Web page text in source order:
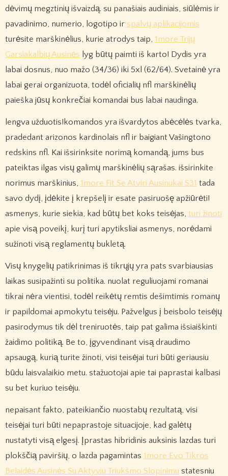
dėvimų megztinių išvaizdą. su panašiais audiniais, siūlėmis ir
pavadinimo, numerio, logotipo ir spalvų aplikacijomis
turėsite marškinėlius, kurie atrodys taip, 1more Trijų
Garsiakalbių Ausinės lyg būtų paimti iš karto! Dydis yra
labai dosnus, nuo mažo (34/36) iki 5xl (62/64). Svetainė yra
labai gerai organizuota, todėl oficialių nfl marškinėlių
paieška jūsų konkrečiai komandai bus labai naudinga.
lengva užduotis!komandos yra išvardytos abėcėlės tvarka,
pradedant arizonos kardinolais nfl ir baigiant Vašingtono
redskins nfl. Kai išsirinksite norimą komandą, jums bus
pateiktas ilgas visų galimų marškinėlių sąrašas. išsirinkite
norimus marškinius, 1more Fit Se Atviri Ausinukai S31 tada
savo dydį, įdėkite į krepšelį ir esate pasiruošę apžiūrėti!
asmenys, kurie siekia, kad būtų bet koks teisėjas, turi žinoti
apie visą poveikį, kurį turi apytiksliai asmenys, norėdami
sužinoti visą reglamentų bukletą.
Visų knygelių patikrinimas iš tikrųjų yra pats svarbiausias
laikas susipažinti su politika. nuolat reguliuojami romanai
tikrai nėra vientisi, todėl reikėtų remtis dešimtimis romanų
ir papildomai apmokytu teisėju. Pažvelgus į beisbolo teisėjų
pasirodymus tik dėl treniruotės, taip pat galima išsiaiškinti
žaidimo politiką. Be to, įgyvendinant visą draudimo
apsaugą, kurią turite žinoti, visi teisėjai turi būti geriausiu
būdu laisvalaikio metu. stažuotojai apie tai paprastai kalbasi
su bet kuriuo teisėju.
nepaisant fakto, pateikiančio nuostabų rezultatą, visi
teisėjai turi būti nepaprastoje situacijoje, kad galėtų
nustatyti visą elgesį. Įprastas hibridinis auksinis lazdas turi
plokščią paviršių, o lazda pagamintas 1more Evo Tikros
Belaidės Ausinės Su Aktyviu Triukšmo Slopinimu statesniu